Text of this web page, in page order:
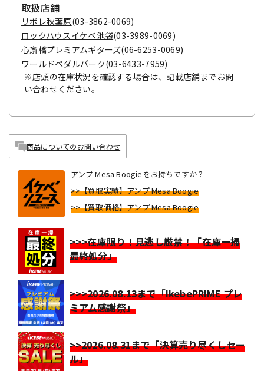
取扱店舗
リボレ秋葉原(03-3862-0069)
ロックハウスイケベ池袋(03-3989-0069)
心斎橋プレミアムギターズ(06-6253-0069)
ワールドペダルパーク(03-6433-7959)
※店頭の在庫状況を確認する場合は、記載店舗までお問
い合わせください。
商品についてのお問い合わせ
アンプ Mesa Boogieをお持ちですか？
>>【買取実績】アンプ Mesa Boogie
>>【買取価格】アンプ Mesa Boogie
>>>在庫限り！見逃し厳禁！「在庫一掃
最終処分」
>>>2026.08.13まで「IkebePRIME プレ
ミアム感謝祭」
>>2026.08.31まで「決算売り尽くしセー
ル」